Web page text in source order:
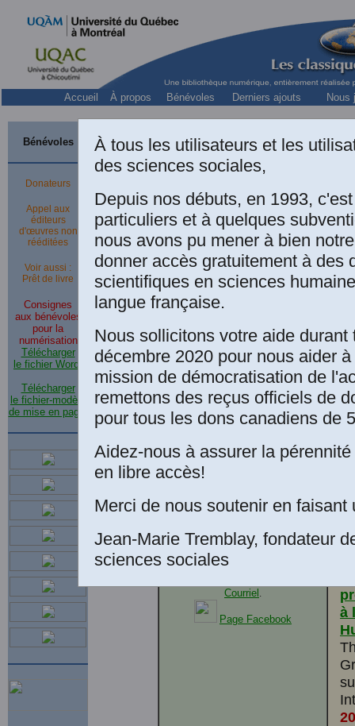
Accueil À propos Bénévoles Derniers ajouts Nous
Bénévoles
Donateurs
Appel aux
éditeurs
d'œuvres non
rééditées
Voir aussi :
Prêt de livre
Consignes
aux bénévoles
pour la
numérisation
Télécharger
le fichier Word
Télécharger
le fichier-modèle
de mise en page
Membre de l'équipe
directeur de l'
Courriels:Dr Edelin
Le 7 octobre 2019
Edelin Mangnan,
Docteur en économie'
professeur et chercheur,
se joint à notre équipe
de bénévoles.
Courriel .
Page Facebook
“
à
À tous les utilisateurs et les
des sciences sociales,
Depuis nos débuts, en 1993,
particuliers et à quelques
nous avons pu mener à bien
donner accès gratuitement à des
scientifiques en sciences
langue française.
Nous sollicitons votre aide durant
décembre 2020 pour nous aider
mission de démocratisation de
remettons des reçus officiels de
pour tous les dons canadiens de
Aidez-nous à assurer la
en libre accès!
Merci de nous soutenir en faisant
Jean-Marie Tremblay, fondateur
sciences sociales